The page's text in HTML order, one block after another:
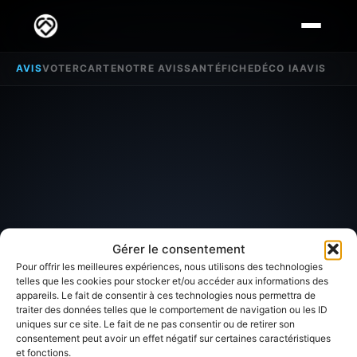
Gérer le consentement
Pour offrir les meilleures expériences, nous utilisons des technologies
telles que les cookies pour stocker et/ou accéder aux informations des
appareils. Le fait de consentir à ces technologies nous permettra de
traiter des données telles que le comportement de navigation ou les ID
uniques sur ce site. Le fait de ne pas consentir ou de retirer son
consentement peut avoir un effet négatif sur certaines caractéristiques
et fonctions.
AVISVOTERCARTENOTRE AVISSANTÉFICHEDÉCO IAAVIS
SECTEUR D'INTÉRÊT